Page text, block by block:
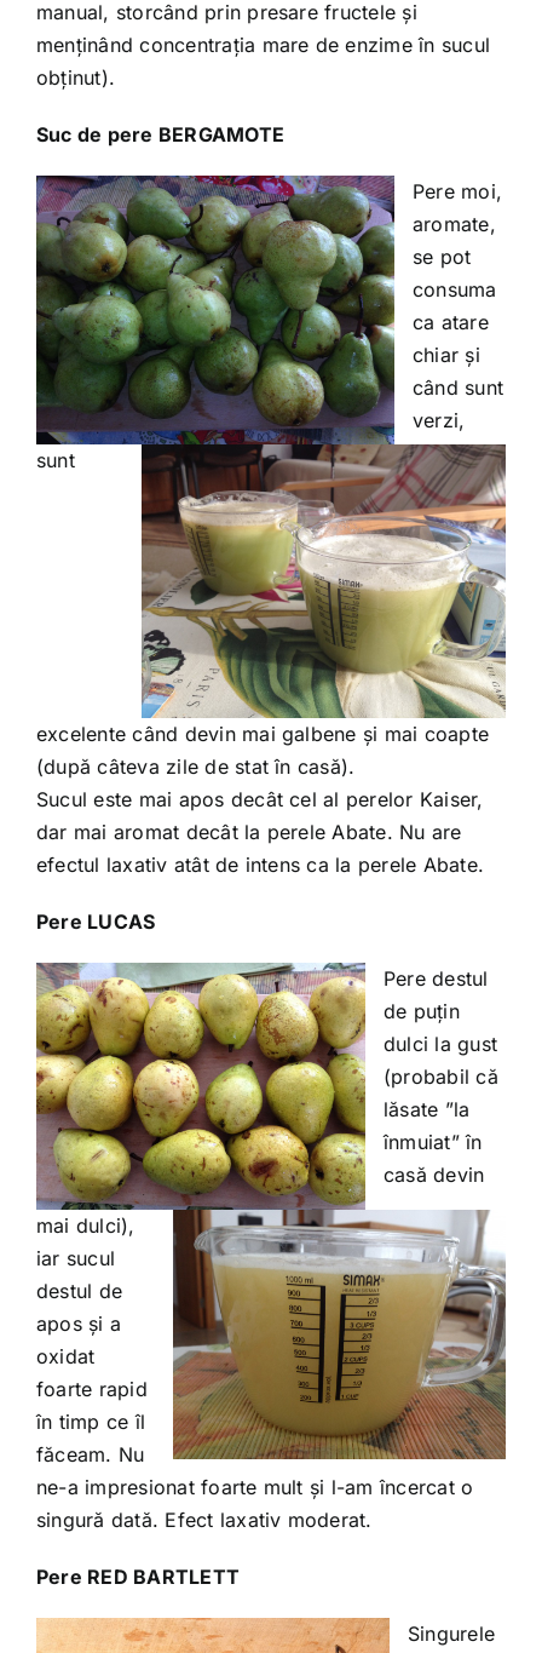
manual, storcând prin presare fructele și
menținând concentrația mare de enzime în sucul
obținut).
Suc de pere BERGAMOTE
Pere moi,
aromate,
se pot
consuma
ca atare
chiar și
când sunt
verzi,
sunt
excelente când devin mai galbene și mai coapte
(după câteva zile de stat în casă).
Sucul este mai apos decât cel al perelor Kaiser,
dar mai aromat decât la perele Abate. Nu are
efectul laxativ atât de intens ca la perele Abate.
Pere LUCAS
Pere destul
de puțin
dulci la gust
(probabil că
lăsate ”la
înmuiat” în
casă devin
mai dulci),
iar sucul
destul de
apos și a
oxidat
foarte rapid
în timp ce îl
făceam. Nu
ne-a impresionat foarte mult și l-am încercat o
singură dată. Efect laxativ moderat.
Pere RED BARTLETT
Singurele